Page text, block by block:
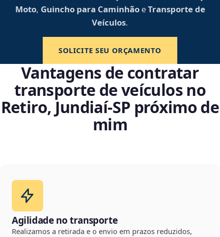
Moto, Guincho para CaminhãoeTransporte de
Veículos.
SOLICITE SEU ORÇAMENTO
Vantagens de contratar
transporte de veículos no
Retiro, Jundiaí‑SP próximo de
mim
Agilidade no transporte
Realizamos a retirada e o envio em prazos reduzidos,